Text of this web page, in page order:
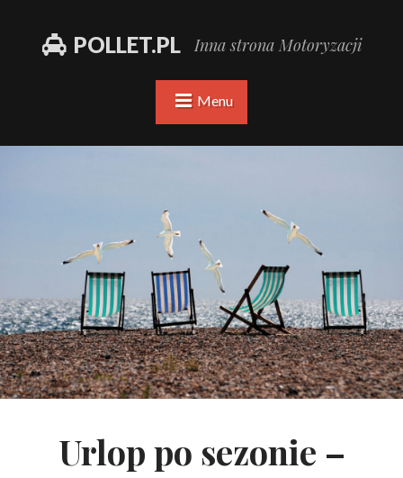
POLLET.PL Inna strona Motoryzacji
Menu
Urlop po sezonie –